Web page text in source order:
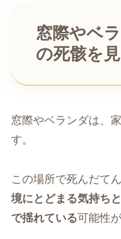
窓際やベ
の死骸を
窓際やベランダは、
す。
この場所で死んだて
境にとどまる気持ち
で揺れている可能性